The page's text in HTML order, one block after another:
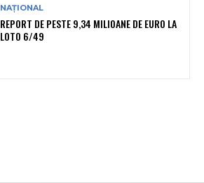
NAȚIONAL
REPORT DE PESTE 9,34 MILIOANE DE EURO LA
LOTO 6/49